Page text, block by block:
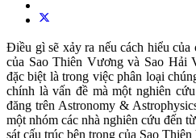
Điều gì sẽ xảy ra nếu cách hiểu của
của Sao Thiên Vương và Sao Hải
đặc biệt là trong việc phân loại
chính là vấn đề mà một nghiên
đăng trên Astronomy &
một nhóm các nhà nghiên cứu đến
sát cấu trúc bên trong của Sao